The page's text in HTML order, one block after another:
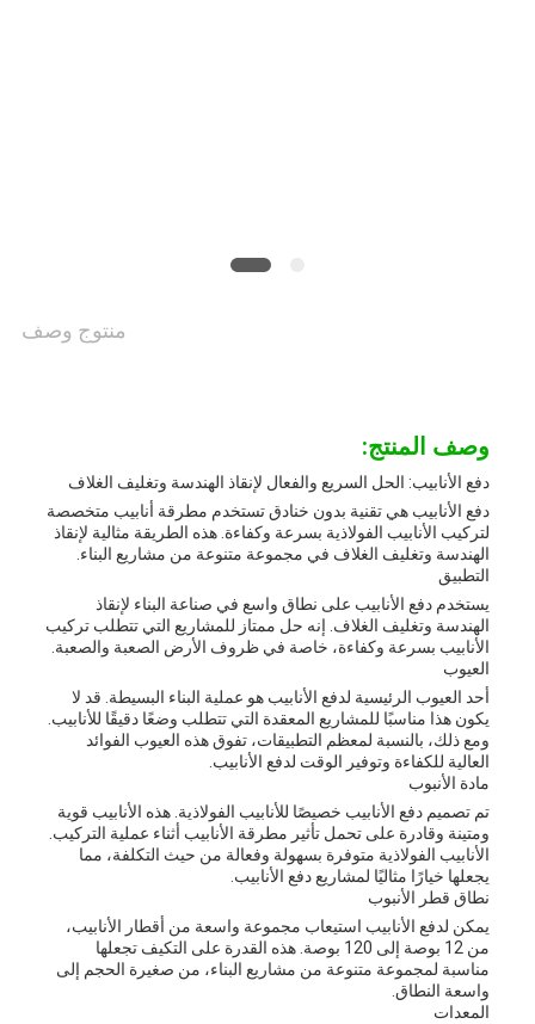
منتوج وصف
وصف المنتج:
دفع الأنابيب: الحل السريع والفعال لإنقاذ الهندسة وتغليف الغلاف
دفع الأنابيب هي تقنية بدون خنادق تستخدم مطرقة أنابيب متخصصة
لتركيب الأنابيب الفولاذية بسرعة وكفاءة. هذه الطريقة مثالية لإنقاذ
الهندسة وتغليف الغلاف في مجموعة متنوعة من مشاريع البناء.
التطبيق
يستخدم دفع الأنابيب على نطاق واسع في صناعة البناء لإنقاذ
الهندسة وتغليف الغلاف. إنه حل ممتاز للمشاريع التي تتطلب تركيب
الأنابيب بسرعة وكفاءة، خاصة في ظروف الأرض الصعبة والصعبة.
العيوب
أحد العيوب الرئيسية لدفع الأنابيب هو عملية البناء البسيطة. قد لا
يكون هذا مناسبًا للمشاريع المعقدة التي تتطلب وضعًا دقيقًا للأنابيب.
ومع ذلك، بالنسبة لمعظم التطبيقات، تفوق هذه العيوب الفوائد
العالية للكفاءة وتوفير الوقت لدفع الأنابيب.
مادة الأنبوب
تم تصميم دفع الأنابيب خصيصًا للأنابيب الفولاذية. هذه الأنابيب قوية
ومتينة وقادرة على تحمل تأثير مطرقة الأنابيب أثناء عملية التركيب.
الأنابيب الفولاذية متوفرة بسهولة وفعالة من حيث التكلفة، مما
يجعلها خيارًا مثاليًا لمشاريع دفع الأنابيب.
نطاق قطر الأنبوب
يمكن لدفع الأنابيب استيعاب مجموعة واسعة من أقطار الأنابيب،
من 12 بوصة إلى 120 بوصة. هذه القدرة على التكيف تجعلها
مناسبة لمجموعة متنوعة من مشاريع البناء، من صغيرة الحجم إلى
واسعة النطاق.
المعدات